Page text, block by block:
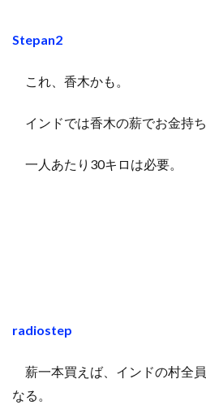
Stepan2
これ、香木かも。
インドでは香木の薪でお金持ち
一人あたり30キロは必要。
radiostep
薪一本買えば、インドの村全
なる。